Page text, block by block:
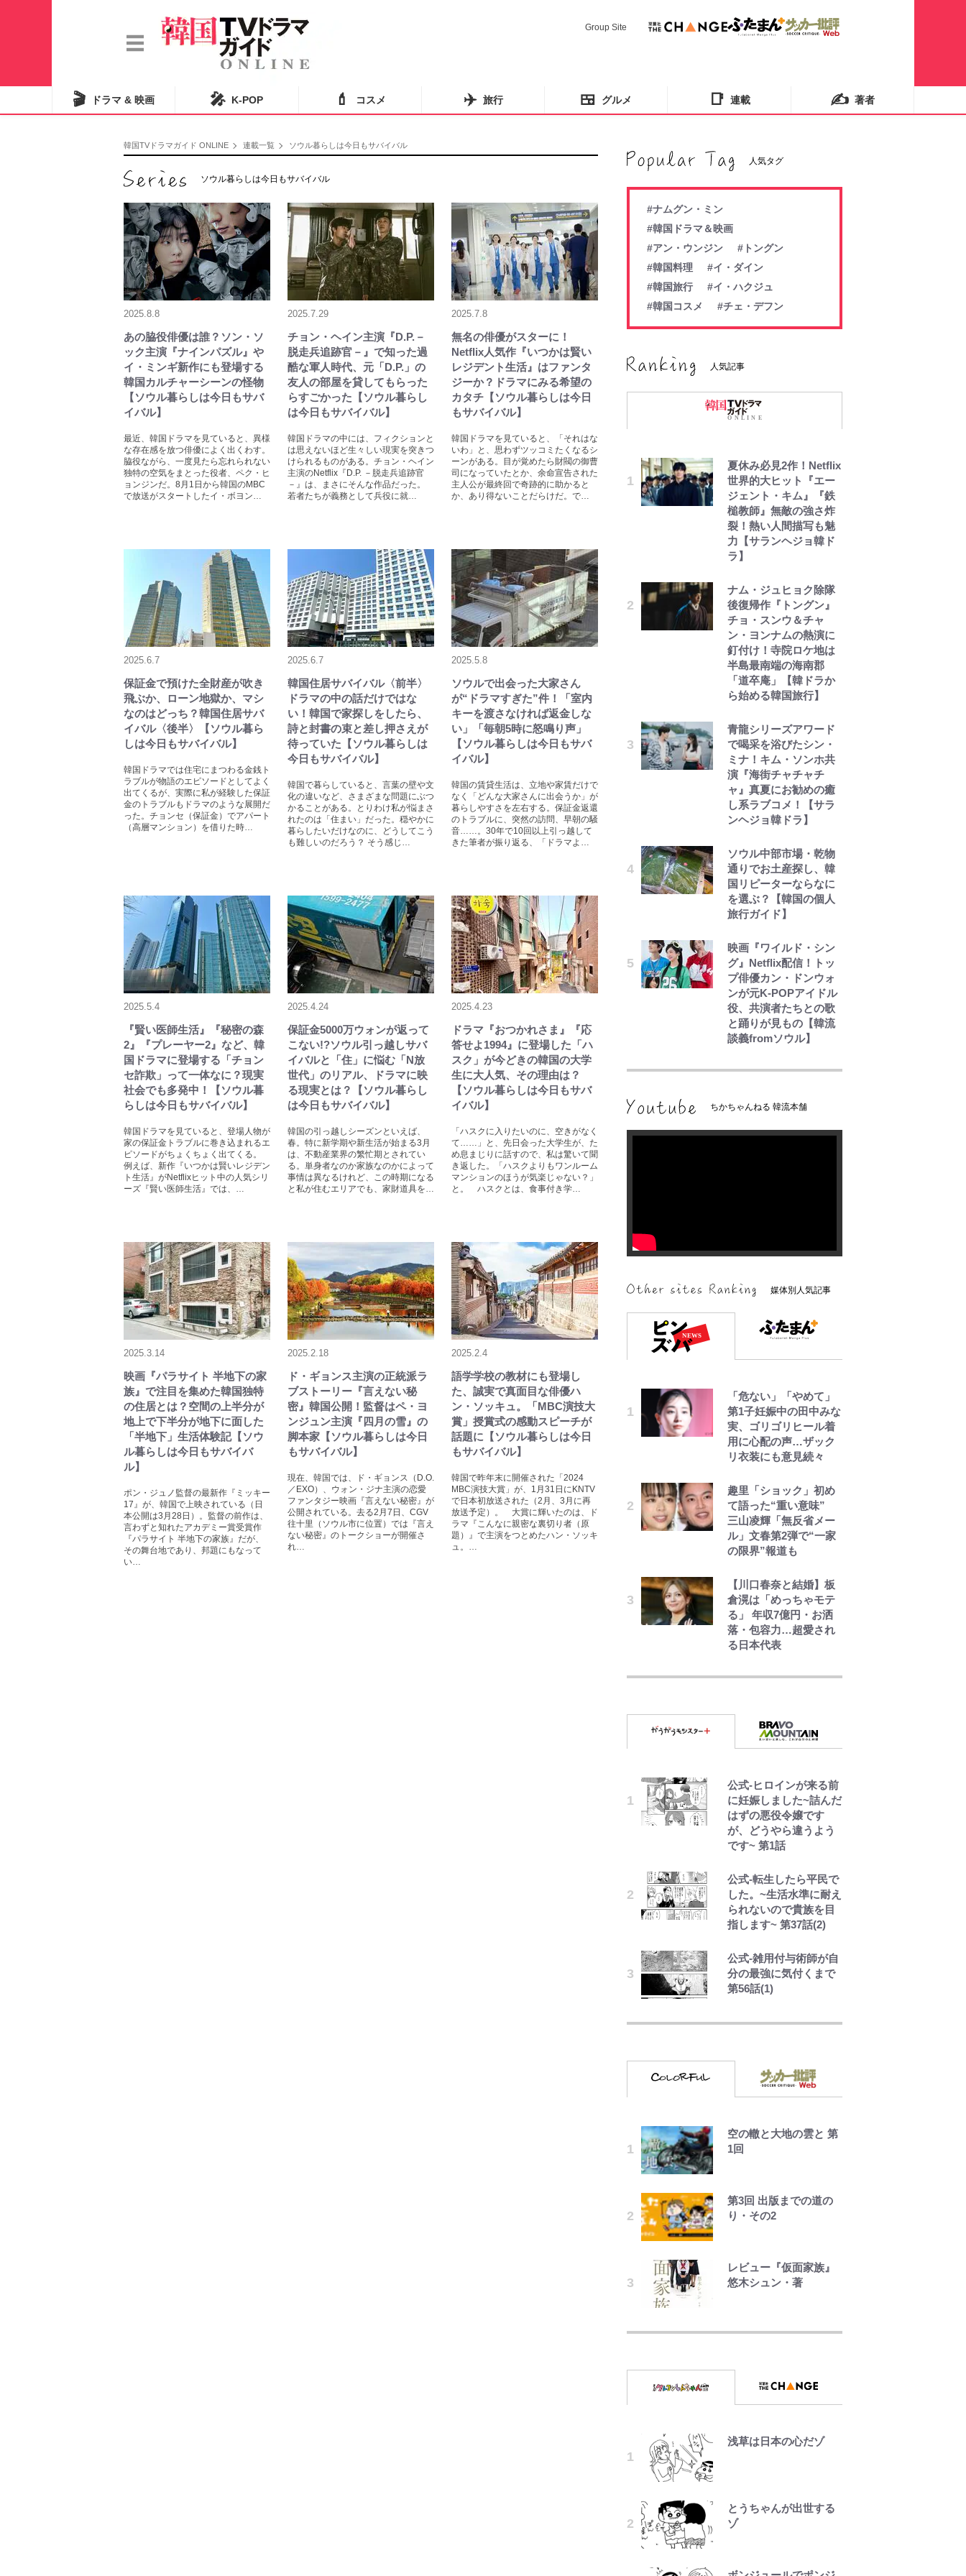
Group Site
🎬 ドラマ & 映画 🎤 K-POP 💄 コスメ ✈️ 旅行 🍱 グルメ 📑 連載 ✍️ 著者
韓国TVドラマガイド ONLINE 連載一覧 ソウル暮らしは今日もサバイバル
ソウル暮らしは今日もサバイバル
2025.8.8
あの脇役俳優は誰？ソン・ソ
ック主演『ナインパズル』や
イ・ミンギ新作にも登場する
韓国カルチャーシーンの怪物
【ソウル暮らしは今日もサバ
イバル】
最近、韓国ドラマを見ていると、異様
な存在感を放つ俳優によく出くわす。
脇役ながら、一度見たら忘れられない
独特の空気をまとった役者、ペク・ヒ
ョンジンだ。8月1日から韓国のMBC
で放送がスタートしたイ・ボヨン…
2025.7.29
チョン・ヘイン主演『D.P.－
脱走兵追跡官－』で知った過
酷な軍人時代、元「D.P.」の
友人の部屋を貸してもらった
らすごかった【ソウル暮らし
は今日もサバイバル】
韓国ドラマの中には、フィクションと
は思えないほど生々しい現実を突きつ
けられるものがある。チョン・ヘイン
主演のNetflix『D.P. －脱走兵追跡官
－』は、まさにそんな作品だった。
若者たちが義務として兵役に就…
2025.7.8
無名の俳優がスターに！
Netflix人気作『いつかは賢い
レジデント生活』はファンタ
ジーか？ドラマにみる希望の
カタチ【ソウル暮らしは今日
もサバイバル】
韓国ドラマを見ていると、「それはな
いわ」と、思わずツッコミたくなるシ
ーンがある。目が覚めたら財閥の御曹
司になっていたとか、余命宣告された
主人公が最終回で奇跡的に助かると
か、あり得ないことだらけだ。で…
2025.6.7
保証金で預けた全財産が吹き
飛ぶか、ローン地獄か、マシ
なのはどっち？韓国住居サバ
イバル〈後半〉【ソウル暮ら
しは今日もサバイバル】
韓国ドラマでは住宅にまつわる金銭ト
ラブルが物語のエピソードとしてよく
出てくるが、実際に私が経験した保証
金のトラブルもドラマのような展開だ
った。チョンセ（保証金）でアパート
（高層マンション）を借りた時…
2025.6.7
韓国住居サバイバル〈前半〉
ドラマの中の話だけではな
い！韓国で家探しをしたら、
詩と封書の束と差し押さえが
待っていた【ソウル暮らしは
今日もサバイバル】
韓国で暮らしていると、言葉の壁や文
化の違いなど、さまざまな問題にぶつ
かることがある。とりわけ私が悩まさ
れたのは「住まい」だった。穏やかに
暮らしたいだけなのに、どうしてこう
も難しいのだろう？ そう感じ…
2025.5.8
ソウルで出会った大家さん
が“ドラマすぎた”件！「室内
キーを渡さなければ返金しな
い」「毎朝5時に怒鳴り声」
【ソウル暮らしは今日もサバ
イバル】
韓国の賃貸生活は、立地や家賃だけで
なく「どんな大家さんに出会うか」が
暮らしやすさを左右する。保証金返還
のトラブルに、突然の訪問、早朝の騒
音……。30年で10回以上引っ越して
きた筆者が振り返る、「ドラマよ…
2025.5.4
『賢い医師生活』『秘密の森
2』『プレーヤー2』など、韓
国ドラマに登場する「チョン
セ詐欺」って一体なに？現実
社会でも多発中！【ソウル暮
らしは今日もサバイバル】
韓国ドラマを見ていると、登場人物が
家の保証金トラブルに巻き込まれるエ
ピソードがちょくちょく出てくる。
例えば、新作『いつかは賢いレジデン
ト生活』がNetflixヒット中の人気シリ
ーズ『賢い医師生活』では、…
2025.4.24
保証金5000万ウォンが返って
こない!?ソウル引っ越しサバ
イバルと「住」に悩む「N放
世代」のリアル、ドラマに映
る現実とは？【ソウル暮らし
は今日もサバイバル】
韓国の引っ越しシーズンといえば、
春。特に新学期や新生活が始まる3月
は、不動産業界の繁忙期とされてい
る。単身者なのか家族なのかによって
事情は異なるけれど、この時期になる
と私が住むエリアでも、家財道具を…
2025.4.23
ドラマ『おつかれさま』『応
答せよ1994』に登場した「ハ
スク」が今どきの韓国の大学
生に大人気、その理由は？
【ソウル暮らしは今日もサバ
イバル】
「ハスクに入りたいのに、空きがなく
て……」と、先日会った大学生が、た
め息まじりに話すので、私は驚いて聞
き返した。「ハスクよりもワンルーム
マンションのほうが気楽じゃない？」
と。 ハスクとは、食事付き学…
2025.3.14
映画『パラサイト 半地下の家
族』で注目を集めた韓国独特
の住居とは？空間の上半分が
地上で下半分が地下に面した
「半地下」生活体験記【ソウ
ル暮らしは今日もサバイバ
ル】
ポン・ジュノ監督の最新作『ミッキー
17』が、韓国で上映されている（日
本公開は3月28日）。監督の前作は、
言わずと知れたアカデミー賞受賞作
『パラサイト 半地下の家族』だが、
その舞台地であり、邦題にもなって
い…
2025.2.18
ド・ギョンス主演の正統派ラ
ブストーリー『言えない秘
密』韓国公開！監督はペ・ヨ
ンジュン主演『四月の雪』の
脚本家【ソウル暮らしは今日
もサバイバル】
現在、韓国では、ド・ギョンス（D.O.
／EXO）、ウォン・ジナ主演の恋愛
ファンタジー映画『言えない秘密』が
公開されている。去る2月7日、CGV
往十里（ソウル市に位置）では『言え
ない秘密』のトークショーが開催さ
れ…
2025.2.4
語学学校の教材にも登場し
た、誠実で真面目な俳優ハ
ン・ソッキュ。「MBC演技大
賞」授賞式の感動スピーチが
話題に【ソウル暮らしは今日
もサバイバル】
韓国で昨年末に開催された「2024
MBC演技大賞」が、1月31日にKNTV
で日本初放送された（2月、3月に再
放送予定）。 大賞に輝いたのは、ド
ラマ『こんなに親密な裏切り者（原
題）』で主演をつとめたハン・ソッキ
ュ。…
人気タグ
#ナムグン・ミン
#韓国ドラマ＆映画
#アン・ウンジン
#トングン
#韓国料理
#イ・ダイン
#韓国旅行
#イ・ハクジュ
#韓国コスメ
#チェ・デフン
人気記事
夏休み必見2作！Netflix
世界的大ヒット『エー
ジェント・キム』『鉄
槌教師』無敵の強さ炸
裂！熱い人間描写も魅
力【サランヘジョ韓ド
ラ】
ナム・ジュヒョク除隊
後復帰作『トングン』
チョ・スンウ＆チャ
ン・ヨンナムの熱演に
釘付け！寺院ロケ地は
半島最南端の海南郡
「道卒庵」【韓ドラか
ら始める韓国旅行】
青龍シリーズアワード
で喝采を浴びたシン・
ミナ！キム・ソンホ共
演『海街チャチャチ
ャ』真夏にお勧めの癒
し系ラブコメ！【サラ
ンヘジョ韓ドラ】
ソウル中部市場・乾物
通りでお土産探し、韓
国リピーターならなに
を選ぶ？【韓国の個人
旅行ガイド】
映画『ワイルド・シン
グ』Netflix配信！トッ
プ俳優カン・ドンウォ
ンが元K-POPアイドル
役、共演者たちとの歌
と踊りが見もの【韓流
談義fromソウル】
ちかちゃんねる 韓流本舗
媒体別人気記事
「危ない」「やめて」
第1子妊娠中の田中みな
実、ゴリゴリヒール着
用に心配の声…ザック
リ衣装にも意見続々
趣里「ショック」初め
て語った“重い意味”
三山凌輝「無反省メー
ル」文春第2弾で“一家
の限界”報道も
【川口春奈と結婚】板
倉滉は「めっちゃモテ
る」 年収7億円・お洒
落・包容力…超愛され
る日本代表
展開に絡んできそうな
月での展開に、元王下
七武海の謎めいた過去
も…
「BOSS×ポケモン30周
年」第2弾コラボ実施！
新商品「歴戦の微糖」
や図鑑缶登場にファン
歓喜「見つけたら即購
南や和也だけじゃな
い！『タッチ』上杉達
也の才能を「いち早く
公式-ヒロインが来る前
に妊娠しました~詰んだ
はずの悪役令嬢です
が、どうやら違うよう
です~ 第1話
公式-転生したら平民で
した。~生活水準に耐え
られないので貴族を目
指します~ 第37話(2)
公式-雑用付与術師が自
分の最強に気付くまで
第56話(1)
「キャンプツーリン
につながる「荷物の順
序や位置」積載のコツ
とは？「実体験レポ」
アユは「怒らせて掛け
る」魚だった！ ルアー
さを知る
ど……」 グラベルバイ
クで暑さに負けそうな
振り返る50代の夏 長
空の轍と大地の雲と 第
1回
第3回 出版までの道の
り・その2
レビュー『仮面家族』
悠木シュン・著
うやって入手？｣ブライ
よかった｣｢大喜びのリ
ュテル可愛すぎ｣
｢モデルやってる｣｢かっ
に｢チームから大歓迎さ
れてる｣｢元気な姿見れ
て…｣
浅草は日本の心だゾ
とうちゃんが出世する
ゾ